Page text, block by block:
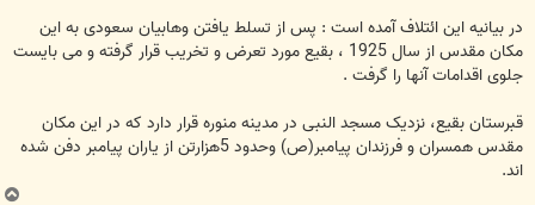
در بیانیه این ائتلاف آمده است : پس از تسلط یافتن وهابیان سعودی به این
مکان مقدس از سال 1925 ، بقیع مورد تعرض و تخریب قرار گرفته و می بایست
جلوی اقدامات آنها را گرفت .
قبرستان بقیع، نزدیک مسجد النبی در مدینه منوره قرار دارد که در این مکان
مقدس همسران و فرزندان پیامبر(ص) وحدود 5هزارتن از یاران پیامبر دفن شده
اند.